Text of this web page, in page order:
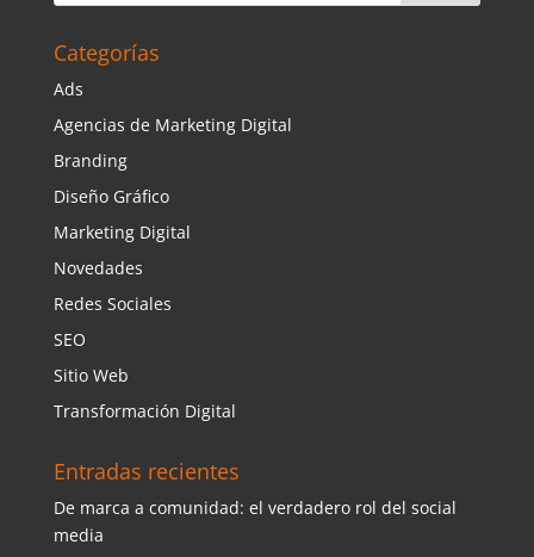
Categorías
Ads
Agencias de Marketing Digital
Branding
Diseño Gráfico
Marketing Digital
Novedades
Redes Sociales
SEO
Sitio Web
Transformación Digital
Entradas recientes
De marca a comunidad: el verdadero rol del social
media